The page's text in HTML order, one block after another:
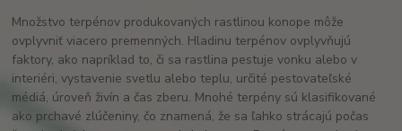
Množstvo terpénov produkovaných rastlinou konope môže
ovplyvniť viacero premenných. Hladinu terpénov ovplyvňujú
faktory, ako napríklad to, či sa rastlina pestuje vonku alebo v
interiéri, vystavenie svetlu alebo teplu, určité pestovateľské
médiá, úroveň živín a čas zberu. Mnohé terpény sú klasifikované
ako prchavé zlúčeniny, čo znamená, že sa ľahko strácajú počas